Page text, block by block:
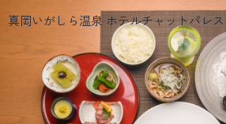
容
を
真岡いがしら温泉 ホテルチャットパレス